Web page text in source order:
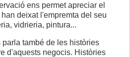
ens permet apreciar el
deixat l'empremta del seu
vidrieria, pintura...
parla també de les històries
d'aquests negocis. Històries